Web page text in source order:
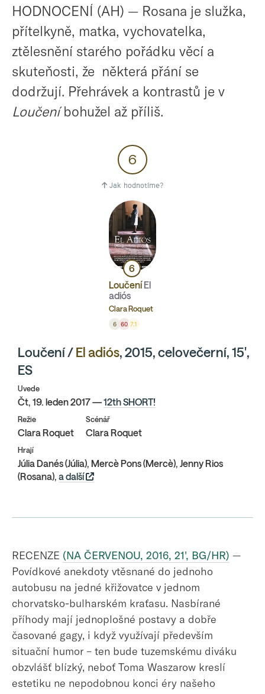
HODNOCENÍ (AH) — Rosana je služka,
přítelkyně, matka, vychovatelka,
ztělesnění starého pořádku věcí a
skuteňosti, že některá přání se
dodržují. Přehrávek a kontrastů je v
Loučeníbohužel až příliš.
6
Jak hodnotíme?
6
Loučení El
adiós
Clara Roquet
6 60 7.1
Loučení / El adiós, 2015, celovečerní, 15',
ES
Uvede
Čt, 19. leden 2017 —12th SHORT!
Režie
Clara Roquet
Scénář
Clara Roquet
Hrají
Júlia Danés (Júlia), Mercè Pons (Mercè), Jenny Rios
(Rosana), a další
RECENZE (NA ČERVENOU, 2016, 21', BG/HR) —
Povídkové anekdoty vtěsnané do jednoho
autobusu na jedné křižovatce v jednom
chorvatsko-bulharském kraťasu. Nasbírané
příhody mají jednoplošné postavy a dobře
časované gagy, i když využívají především
situační humor – ten bude tuzemskému diváku
obzvlášť blízký, neboť Toma Waszarow kreslí
estetiku ne nepodobnou konci éry našeho